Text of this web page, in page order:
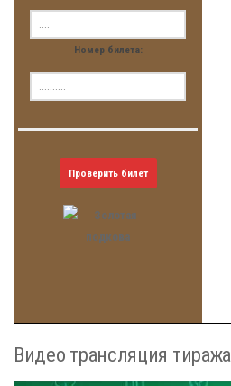
Номер билета:
Проверить билет
Видео трансляция тиража